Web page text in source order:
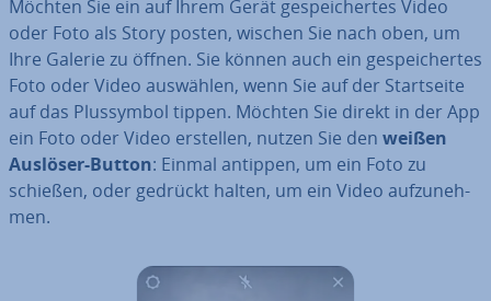
Möchten Sie ein auf Ihrem Gerät ge­spei­cher­tes Video
oder Foto als Story posten, wischen Sie nach oben, um
Ihre Galerie zu öffnen. Sie können auch ein ge­spei­cher­tes
Foto oder Video auswählen, wenn Sie auf der Start­sei­te
auf das Plus­sym­bol tippen. Möchten Sie direkt in der App
ein Foto oder Video erstellen, nutzen Sie den weißen
Auslöser-Button: Einmal antippen, um ein Foto zu
schießen, oder gedrückt halten, um ein Video auf­zu­neh­
men.